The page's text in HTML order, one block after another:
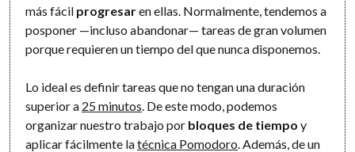
más fácil progresaren ellas. Normalmente, tendemos a
posponer —incluso abandonar— tareas de gran volumen
porque requieren un tiempo del que nunca disponemos.
Lo ideal es definir tareas que no tengan una duración
superior a 25 minutos . De este modo, podemos
organizar nuestro trabajo por bloques de tiempo y
aplicar fácilmente latécnica Pomodoro . Además, de un